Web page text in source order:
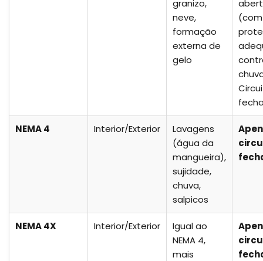
granizo,
neve,
formação
externa de
gelo
(com
NEMA 4 Interior/Exterior
Lavagens
(água da
mangueira),
sujidade,
chuva,
salpicos
NEMA 4X Interior/Exterior
Igual ao
NEMA 4,
mais